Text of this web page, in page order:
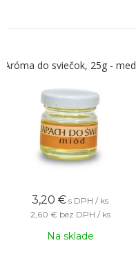
Aróma do sviečok, 25g - med
3,20 € s DPH / ks
2,60 € bez DPH / ks
Na sklade